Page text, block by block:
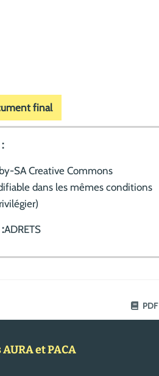
final
SA Creative Commons
dans les mêmes conditions
ADRETS
PDF
et PACA